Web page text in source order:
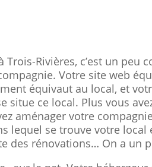
Trois-Rivières, c’est un peu
Votre site web
équivaut au local, et
situe ce local. Plus vous
aménager votre
lequel se trouve votre local
des rénovations… On a un